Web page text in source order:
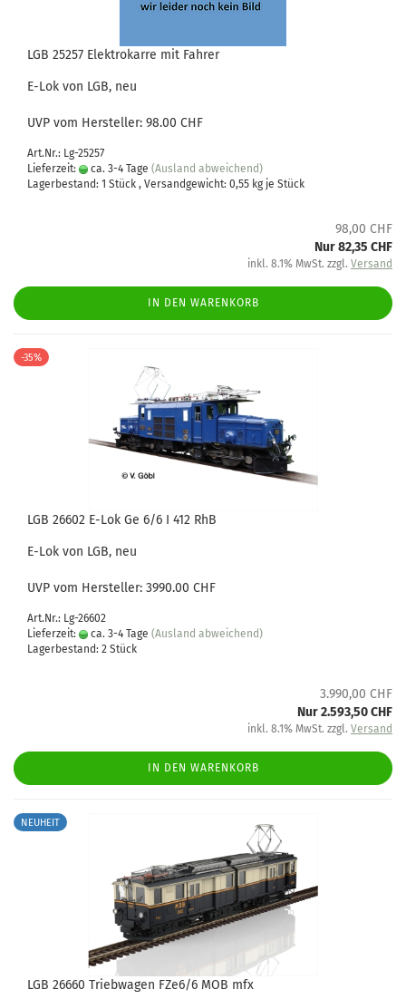
LGB 25257 Elektrokarre mit Fahrer
E-Lok von LGB, neu
UVP vom Hersteller: 98.00 CHF
Art.Nr.: Lg-25257
Lieferzeit:
ca. 3-4 Tage (Ausland abweichend)
Lagerbestand: 1 Stück , Versandgewicht: 0,55 kg je Stück
98,00 CHF
Nur 82,35 CHF
inkl. 8.1% MwSt. zzgl. Versand
IN DEN WARENKORB
-35%
LGB 26602 E-Lok Ge 6/6 I 412 RhB
E-Lok von LGB, neu
UVP vom Hersteller: 3990.00 CHF
Art.Nr.: Lg-26602
Lieferzeit:
ca. 3-4 Tage (Ausland abweichend)
Lagerbestand: 2 Stück
3.990,00 CHF
Nur 2.593,50 CHF
inkl. 8.1% MwSt. zzgl. Versand
IN DEN WARENKORB
NEUHEIT
LGB 26660 Triebwagen FZe6/6 MOB mfx